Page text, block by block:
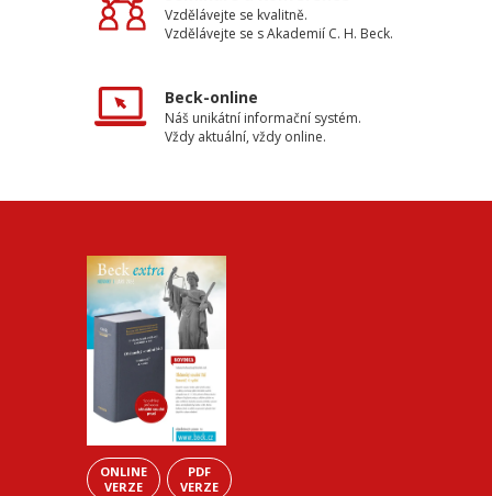
Vzdělávejte se kvalitně.
Vzdělávejte se s Akademií C. H. Beck.
Beck-online
Náš unikátní informační systém.
Vždy aktuální, vždy online.
ONLINE
VERZE
PDF
VERZE